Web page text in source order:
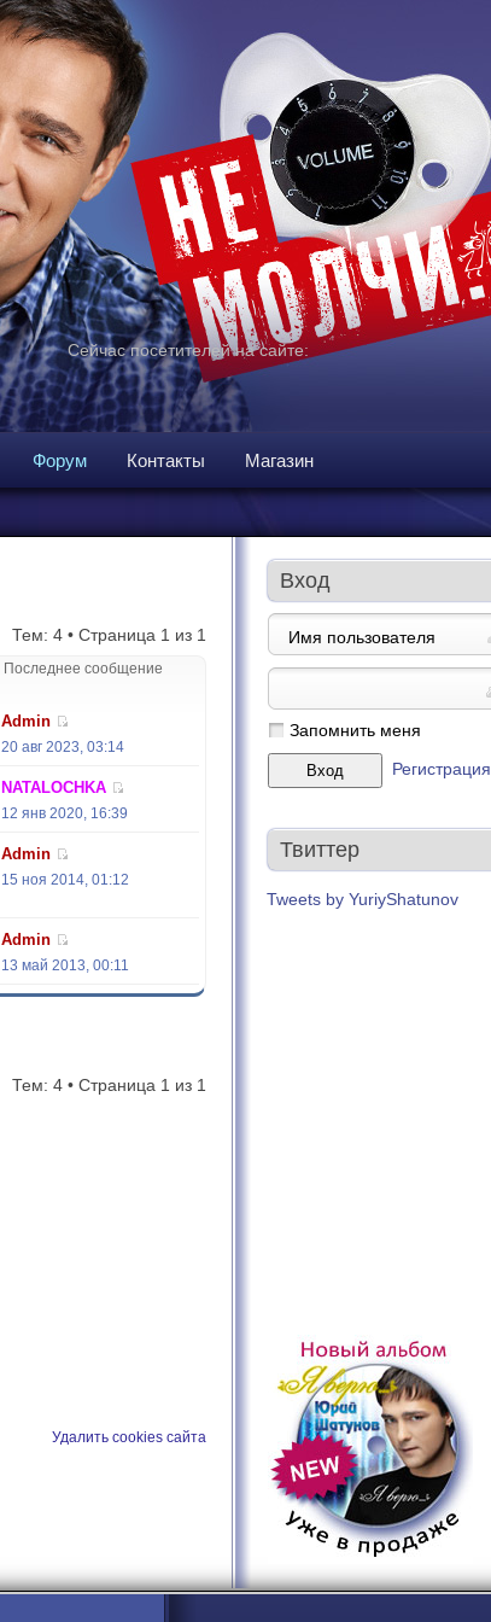
Сейчас посетителей на сайте:
Форум Контакты Магазин
Тем: 4 • Страница 1 из 1
Последнее сообщение
Admin
20 авг 2023, 03:14
NATALOCHKA
12 янв 2020, 16:39
Admin
15 ноя 2014, 01:12
Admin
13 май 2013, 00:11
Тем: 4 • Страница 1 из 1
Удалить cookies сайта
Вход
Запомнить меня
Регистрация
Твиттер
Tweets by YuriyShatunov